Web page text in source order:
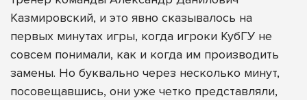
Казмировский, и это явно сказывалось на
первых минутах игры, когда игроки КубГУ не
совсем понимали, как и когда им производить
замены. Но буквально через несколько минут,
посовещавшись, они уже четко представляли,